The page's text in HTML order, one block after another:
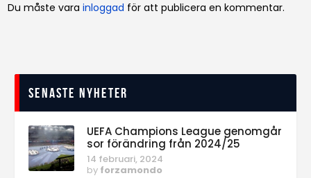
Du måste varainloggad för att publicera en kommentar.
Senaste nyheter
UEFA Champions League genomgår
sor förändring från 2024/25
14 februari, 2024
by forzamondo